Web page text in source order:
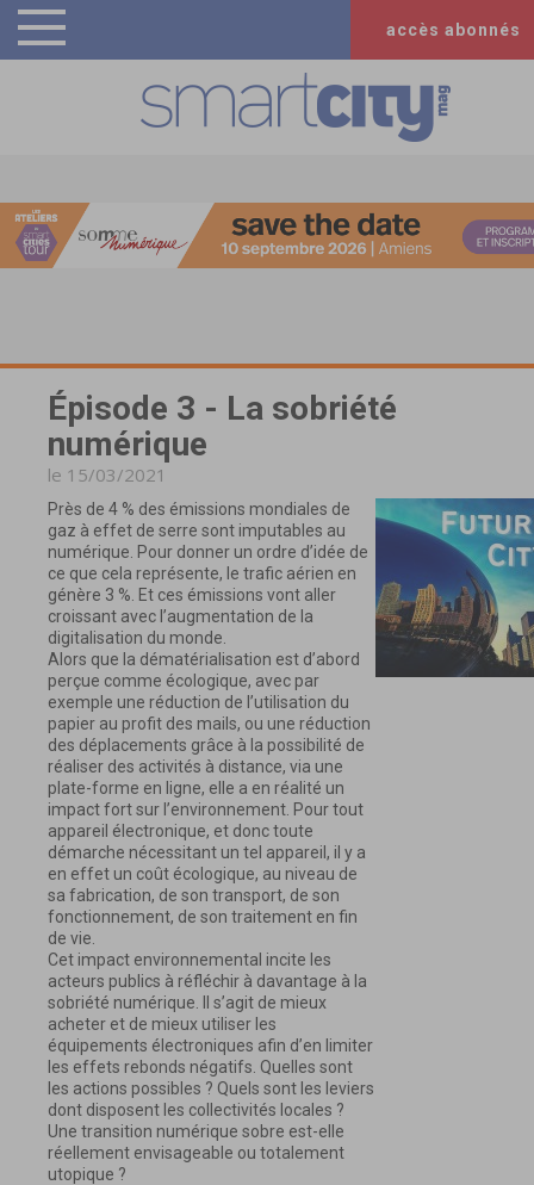
accès abonnés
Épisode 3 - La sobriété
numérique
le 15/03/2021
Près de 4 % des émissions mondiales de
gaz à effet de serre sont imputables au
numérique. Pour donner un ordre d’idée de
ce que cela représente, le trafic aérien en
génère 3 %. Et ces émissions vont aller
croissant avec l’augmentation de la
digitalisation du monde.
Alors que la dématérialisation est d’abord
perçue comme écologique, avec par
exemple une réduction de l’utilisation du
papier au profit des mails, ou une réduction
des déplacements grâce à la possibilité de
réaliser des activités à distance, via une
plate-forme en ligne, elle a en réalité un
impact fort sur l’environnement. Pour tout
appareil électronique, et donc toute
démarche nécessitant un tel appareil, il y a
en effet un coût écologique, au niveau de
sa fabrication, de son transport, de son
fonctionnement, de son traitement en fin
de vie.
Cet impact environnemental incite les
acteurs publics à réfléchir à davantage à la
sobriété numérique. Il s’agit de mieux
acheter et de mieux utiliser les
équipements électroniques afin d’en limiter
les effets rebonds négatifs. Quelles sont
les actions possibles ? Quels sont les leviers
dont disposent les collectivités locales ?
Une transition numérique sobre est-elle
réellement envisageable ou totalement
utopique ?